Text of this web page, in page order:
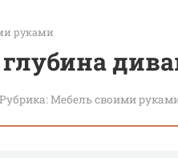
руками
Рубрика:Мебель своими